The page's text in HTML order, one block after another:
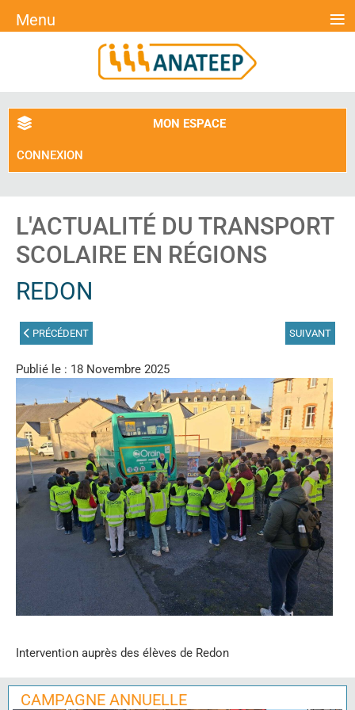
MON ESPACE
CONNEXION
L'ACTUALITÉ DU TRANSPORT
SCOLAIRE EN RÉGIONS
REDON
ARTICLE PRÉCÉDENT : LAVELANET
PRÉCÉDENT ARTICLE
SUIVANT
Publié le : 18 Novembre 2025
Intervention auprès des élèves de Redon
CAMPAGNE ANNUELLE
Menu ≡